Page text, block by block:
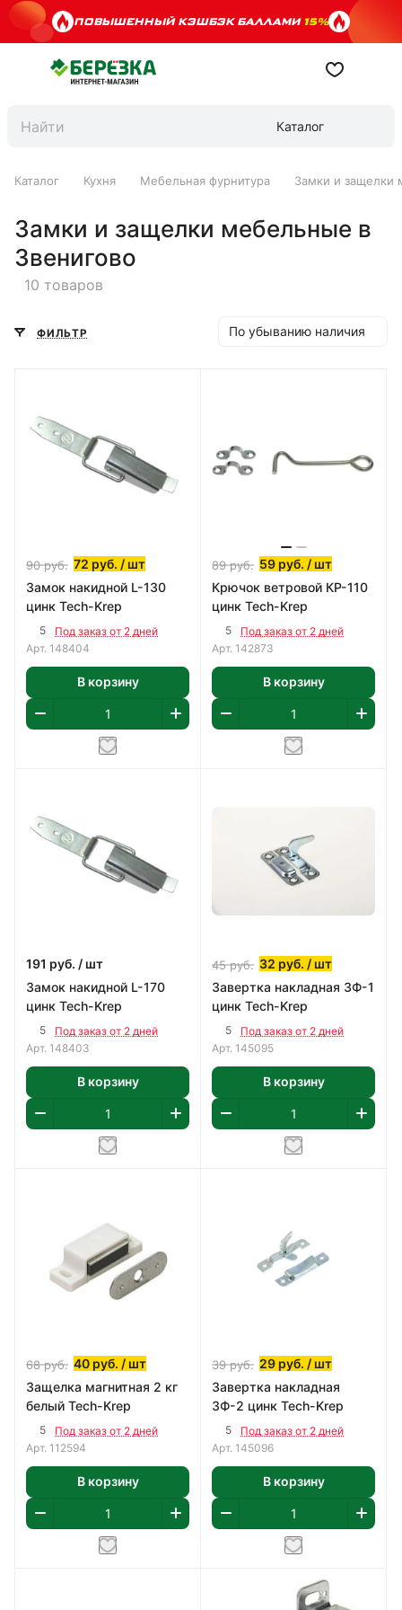
ПОВЫШЕННЫЙ КЭШБЭК БАЛЛАМИ15%
Каталог
Каталог Кухня Мебельная фурнитура Замки и защелки
Замки и защелки мебельные в
Звенигово
10 товаров
ФИЛЬТР По убыванию наличия
90руб. 72 руб. / шт
Замок накидной L-130
цинк Tech-Krep
5
Под заказ от 2 дней
Арт. 148404
В корзину
89руб. 59 руб. / шт
Крючок ветровой КР-110
цинк Tech-Krep
5
Под заказ от 2 дней
Арт. 142873
В корзину
191 руб. / шт
Замок накидной L-170
цинк Tech-Krep
5
Под заказ от 2 дней
Арт. 148403
В корзину
45руб. 32 руб. / шт
Завертка накладная ЗФ-1
цинк Tech-Krep
5
Под заказ от 2 дней
Арт. 145095
В корзину
68руб. 40 руб. / шт
Защелка магнитная 2 кг
белый Tech-Krep
5
Под заказ от 2 дней
Арт. 112594
В корзину
39руб. 29 руб. / шт
Завертка накладная
ЗФ-2 цинк Tech-Krep
5
Под заказ от 2 дней
Арт. 145096
В корзину